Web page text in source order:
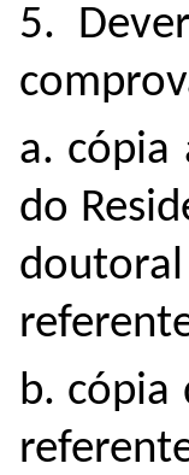
5.
a. cópia
do
b. cópia